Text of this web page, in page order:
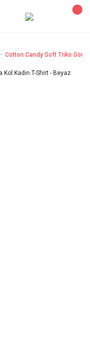
Cotton Candy Soft Triko